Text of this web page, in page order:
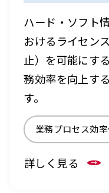
ハード・ソフト
おけるライセン
止）を可能にす
務効率を向上す
す。
業務プロセス効
詳しく見る